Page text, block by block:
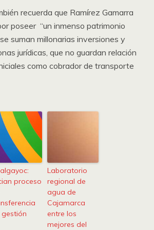
recuerda que Ramírez Gamarra
poseer “un inmenso patrimonio
suman millonarias inversiones y
jurídicas, que no guardan relación
como cobrador de transporte
proceso
Laboratorio
regional de
agua de
Cajamarca
entre los
mejores del